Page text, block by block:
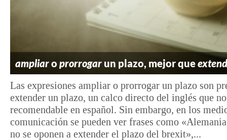
ampliaro prorrogar un plazo, mejor que
Las expresiones ampliar o prorrogar un plazo son
extender un plazo, un calco directo del inglés que
recomendable en español. Sin embargo, en los
comunicación se pueden ver frases como
no se oponen a extender el plazo del brexit»,...